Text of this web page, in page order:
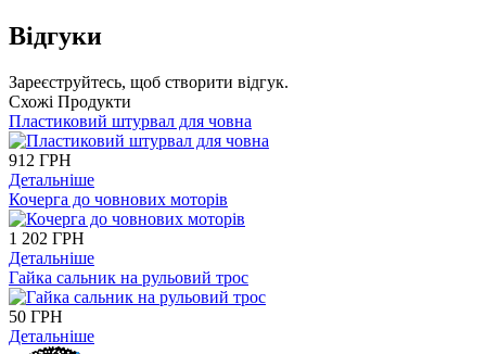
Відгуки
Зареєструйтесь, щоб створити відгук.
Схожі Продукти
Пластиковий штурвал для човна
912 ГРН
Детальніше
Кочерга до човнових моторів
1 202 ГРН
Детальніше
Гайка сальник на рульовий трос
50 ГРН
Детальніше